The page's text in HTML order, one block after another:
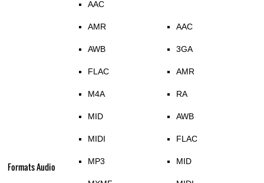
Formats Audio
AAC
AMR
AWB
FLAC
M4A
MID
MIDI
MP3
AAC
3GA
AMR
RA
AWB
FLAC
MID